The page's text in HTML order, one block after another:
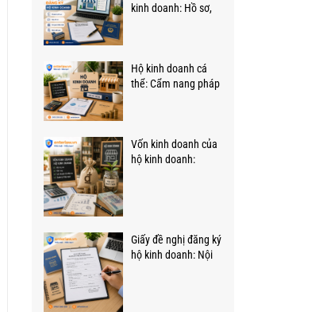
kinh doanh: Hồ sơ,
Hộ kinh doanh cá
thể: Cẩm nang pháp
Vốn kinh doanh của
hộ kinh doanh:
Giấy đề nghị đăng ký
hộ kinh doanh: Nội